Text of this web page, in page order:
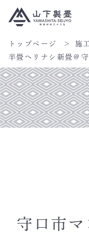
トップページ 施
半畳ヘリナシ新畳＠
守口市